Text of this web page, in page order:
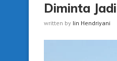
Diminta
written by Iin Hendriyani